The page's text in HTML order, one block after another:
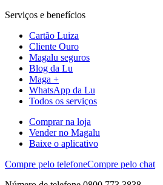
Serviços e benefícios
Cartão Luiza
Cliente Ouro
Magalu seguros
Blog da Lu
Maga +
WhatsApp da Lu
Todos os serviços
Comprar na loja
Vender no Magalu
Baixe o aplicativo
Compre pelo telefoneCompre pelo chat